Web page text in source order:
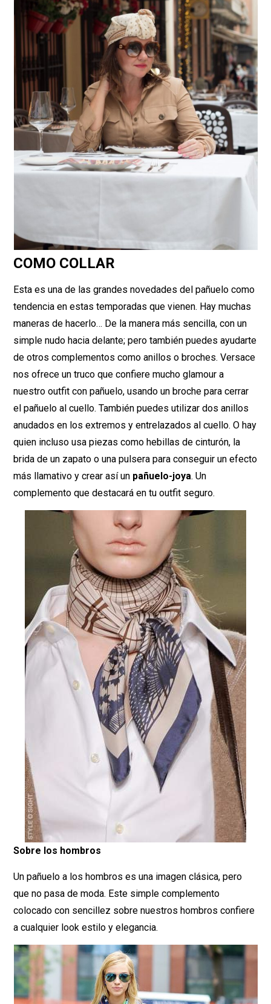
COMO COLLAR
Esta es una de las grandes novedades del pañuelo como
tendencia en estas temporadas que vienen. Hay muchas
maneras de hacerlo… De la manera más sencilla, con un
simple nudo hacia delante; pero también puedes ayudarte
de otros complementos como anillos o broches. Versace
nos ofrece un truco que confiere mucho glamour a
nuestro outfit con pañuelo, usando un broche para cerrar
el pañuelo al cuello. También puedes utilizar dos anillos
anudados en los extremos y entrelazados al cuello. O hay
quien incluso usa piezas como hebillas de cinturón, la
brida de un zapato o una pulsera para conseguir un efecto
más llamativo y crear así un pañuelo-joya. Un
complemento que destacará en tu outfit seguro.
Sobre los hombros
Un pañuelo a los hombros es una imagen clásica, pero
que no pasa de moda. Este simple complemento
colocado con sencillez sobre nuestros hombros confiere
a cualquier look estilo y elegancia.